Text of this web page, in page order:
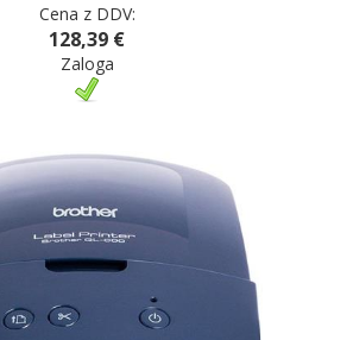
Cena z DDV:
128,39 €
Zaloga